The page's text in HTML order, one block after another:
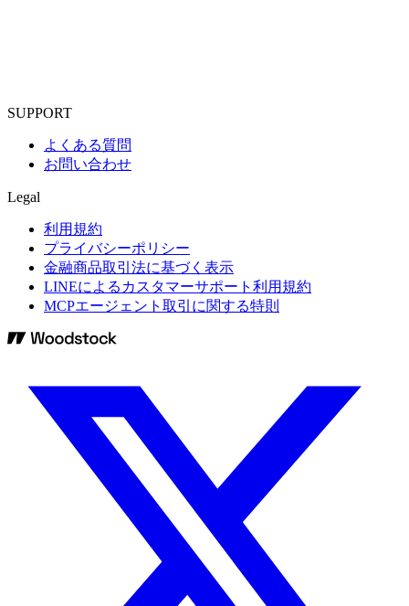
SUPPORT
よくある質問
お問い合わせ
Legal
利用規約
プライバシーポリシー
金融商品取引法に基づく表示
LINEによるカスタマーサポート利用規約
MCPエージェント取引に関する特則